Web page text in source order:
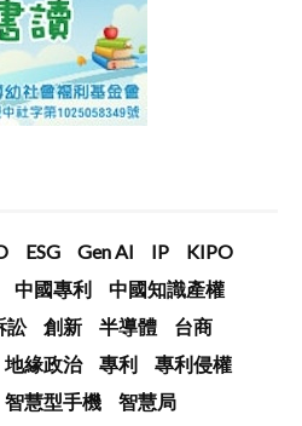
ESG Gen AI IP
KIPO
中國專利
中國知識產權
訟 創新 半導體
台商
地緣政治 專利
專利侵權
智慧型手機
智慧局